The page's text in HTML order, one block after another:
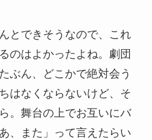
とできそうなので、これ
のはよかったよね。劇団
ぶん、どこかで絶対会う
はなくならないけど、そ
。舞台の上でお互いにバ
、また」って言えたらい